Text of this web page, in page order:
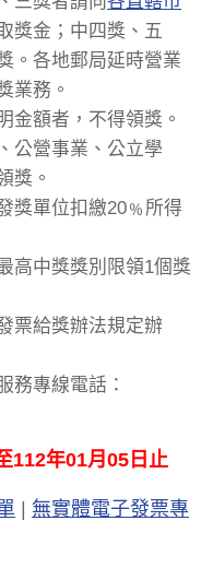
獎金；中四獎、五
。各地郵局延時營業
業務。
金額者，不得領獎。
公營事業、公立學
獎。
獎單位扣繳20﹪所得
高中獎獎別限領1個獎
票給獎辦法規定辦
務專線電話：
112年01月05日止
無實體電子發票專